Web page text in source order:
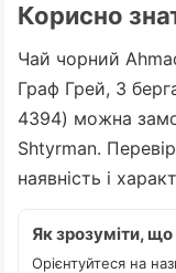
Корисно
Чай чорний
Граф Грей, З
4394) можна
Shtyrman.
наявність і
Як зрозуміти,
Орієнтуйтеся на